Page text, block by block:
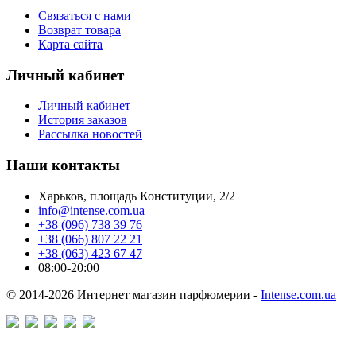
Связаться с нами
Возврат товара
Карта сайта
Личный кабинет
Личный кабинет
История заказов
Рассылка новостей
Наши контакты
Харьков, площадь Конституции, 2/2
info@intense.com.ua
+38 (096) 738 39 76
+38 (066) 807 22 21
+38 (063) 423 67 47
08:00-20:00
© 2014-2026 Интернет магазин парфюмерии - Intense.com.ua